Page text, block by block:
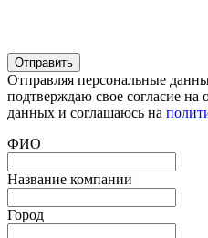
Отправляя персональные
подтверждаю свое согласие на
данных и соглашаюсь на
ФИО
Название компании
Город